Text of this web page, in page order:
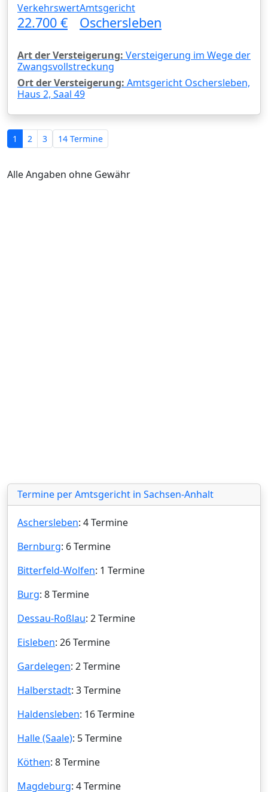
Verkehrswert
22.700 €
Amtsgericht
Oschersleben
Art der Versteigerung: Versteigerung im Wege der
Zwangsvollstreckung
Ort der Versteigerung: Amtsgericht Oschersleben,
Haus 2, Saal 49
1 2 3 14 Termine
Alle Angaben ohne Gewähr
Termine per Amtsgericht in Sachsen-Anhalt
Aschersleben: 4 Termine
Bernburg: 6 Termine
Bitterfeld-Wolfen: 1 Termine
Burg: 8 Termine
Dessau-Roßlau: 2 Termine
Eisleben: 26 Termine
Gardelegen: 2 Termine
Halberstadt: 3 Termine
Haldensleben: 16 Termine
Halle (Saale): 5 Termine
Köthen: 8 Termine
Magdeburg: 4 Termine